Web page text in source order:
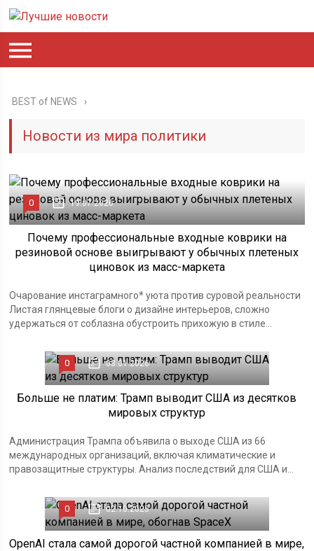
BEST of NEWS
Новости из мира политики
0 19.07.2026
Почему профессиональные входные коврики на
резиновой основе выигрывают у обычных плетеных
циновок из масс-маркета
Очарование инстаграмного* уюта против суровой реальности
Листая глянцевые блоги о дизайне интерьеров, сложно
удержаться от соблазна обустроить прихожую в стиле...
0 08.01.2026
Больше не платим: Трамп выводит США из десятков
мировых структур
Администрация Трампа объявила о выходе США из 66
международных организаций, включая климатические и
правозащитные структуры. Анализ последствий для США и...
0 02.10.2025
OpenAI стала самой дорогой частной компанией в мире,